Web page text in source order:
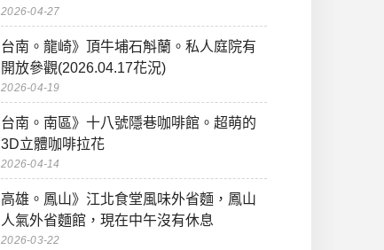
2026-04-27
台南。龍崎》頂牛埔石斛蘭。私人庭院有
開放參觀(2026.04.17花況)
2026-04-19
台南。南區》十八號隱巷咖啡館。超萌的
3D立體咖啡拉花
2026-04-14
高雄。鳳山》江北食堂風味外省麵，鳳山
人氣外省麵館，現在中午沒有休息
2026-03-22